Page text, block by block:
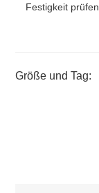
Festigkeit prüfen
Größe und Tag: